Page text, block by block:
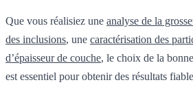
Que vous réalisiez une analyse de la
des inclusions, une caractérisation des
d’épaisseur de couche, le choix de la
est essentiel pour obtenir des résultats